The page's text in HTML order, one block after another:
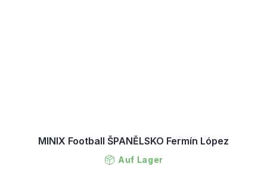
MINIX Football ŠPANĚLSKO Fermín López
Auf Lager